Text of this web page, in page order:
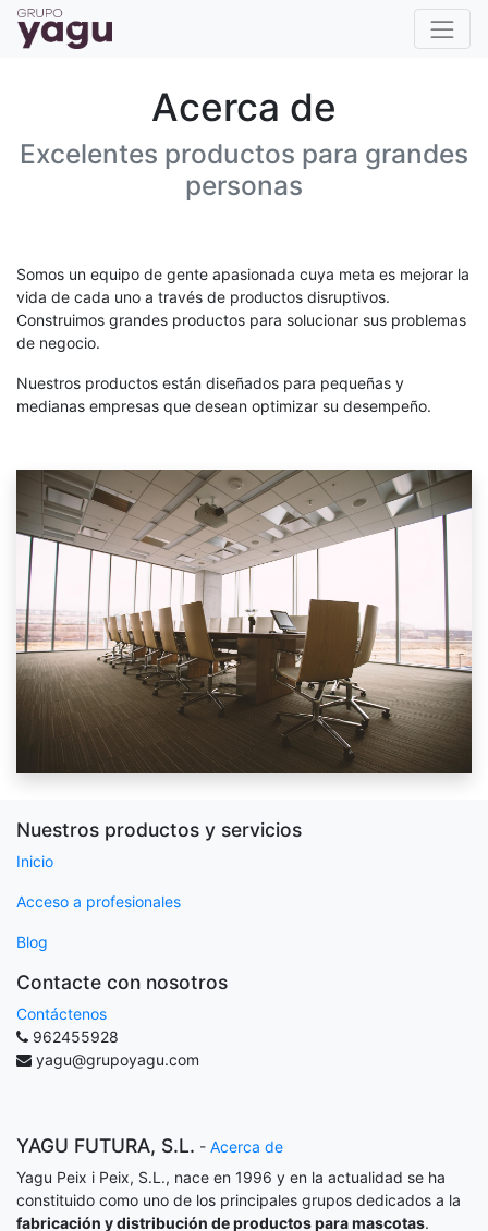
Acerca de
Excelentes productos para grandes
personas
Somos un equipo de gente apasionada cuya meta es mejorar la
vida de cada uno a través de productos disruptivos.
Construimos grandes productos para solucionar sus problemas
de negocio.
Nuestros productos están diseñados para pequeñas y
medianas empresas que desean optimizar su desempeño.
Nuestros productos y servicios
Inicio
Acceso a profesionales
Blog
Contacte con nosotros
Contáctenos
962455928
yagu@grupoyagu.com
YAGU FUTURA, S.L. - Acerca de
Yagu Peix i Peix, S.L., nace en 1996 y en la actualidad se ha
constituido como uno de los principales grupos dedicados a la
fabricación y distribución de productos para mascotas.